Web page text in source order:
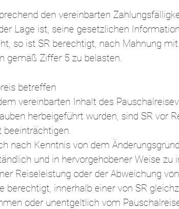
den vereinbarten
Lage ist, seine gesetzlichen
so ist SR berechtigt, nach Mahnung
gemäß Ziffer 5 zu belasten.
betreffen
vereinbarten Inhalt des
herbeigeführt wurden, sind SR vor
nach Kenntnis von dem
und in hervorgehobener Weise zu
Reiseleistung oder der Abweichung
berechtigt, innerhalb einer von SR
oder unentgeltlich vom